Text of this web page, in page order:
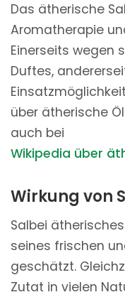
Das ätherische
Aromatherapie
Einerseits wegen
Duftes,
über ätherische
auch bei
Wikipedia über
Wirkung von
Salbei
seines frischen
geschätzt.
Zutat in vielen